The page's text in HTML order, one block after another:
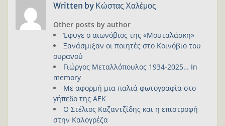
Written by Κώστας Χαλέμος
Other posts by author
Έφυγε ο αιωνόβιος της «Μουταλάσκη»
Ξανάσμιξαν οι ποιητές στο Κοινόβιο του
ουρανού
Γιώργος Μεταλλόπουλος 1934-2025… In
memory
Με αφορμή μια παλιά φωτογραφία στο
γήπεδο της ΑΕΚ
Ο Στέλιος Καζαντζίδης και η επιστροφή
στην Καλογρέζα